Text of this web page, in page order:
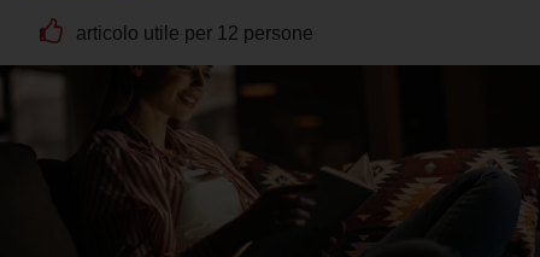
articolo utile per 12 persone